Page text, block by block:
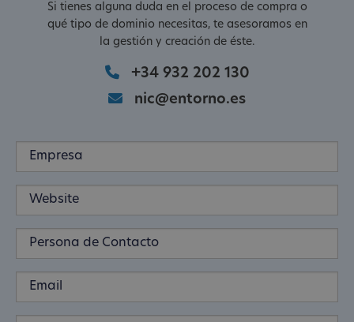
Si tienes alguna duda en el proceso de compra o
qué tipo de dominio necesitas, te asesoramos en
la gestión y creación de éste.
+34 932 202 130
nic@entorno.es